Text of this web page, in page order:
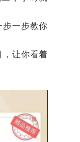
步一步教你
，让你看着